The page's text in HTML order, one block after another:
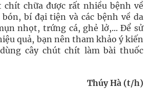
chít chữa được rất nhiều bệnh về
bí đại tiện và các bệnh về da
nhọt, trứng cá, ghẻ lở,... Để sử
quả, bạn nên tham khảo ý kiến
cây chút chít làm bài thuốc
Thúy Hà (t/h)